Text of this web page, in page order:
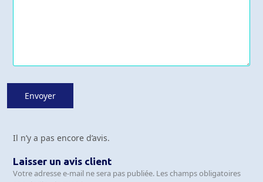
Il n’y a pas encore d’avis.
Laisser un avis client
Votre adresse e-mail ne sera pas publiée. Les champs obligatoires